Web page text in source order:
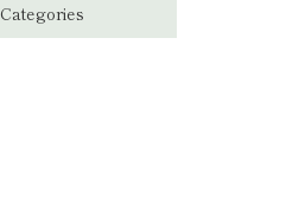
Categories